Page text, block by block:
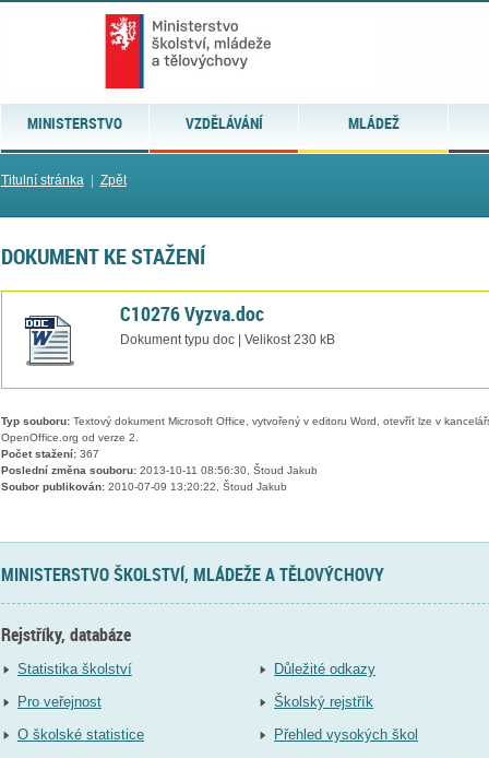
MINISTERSTVO VZDĚLÁVÁNÍ MLÁDEŽ
Titulní stránka| Zpět
DOKUMENT KE STAŽENÍ
C10276 Vyzva.doc
Dokument typu doc | Velikost 230 kB
Typ souboru:Textový dokument Microsoft Office, vytvořený v editoru Word, otevřít lze v
OpenOffice.org od verze 2.
Počet stažení:367
Poslední změna souboru:2013-10-11 08:56:30, Štoud Jakub
Soubor publikován:2010-07-09 13:20:22, Štoud Jakub
MINISTERSTVO ŠKOLSTVÍ, MLÁDEŽE A TĚLOVÝCHOVY
Rejstříky, databáze
Statistika školství
Pro veřejnost
O školské statistice
Důležité odkazy
Školský rejstřík
Přehled vysokých škol